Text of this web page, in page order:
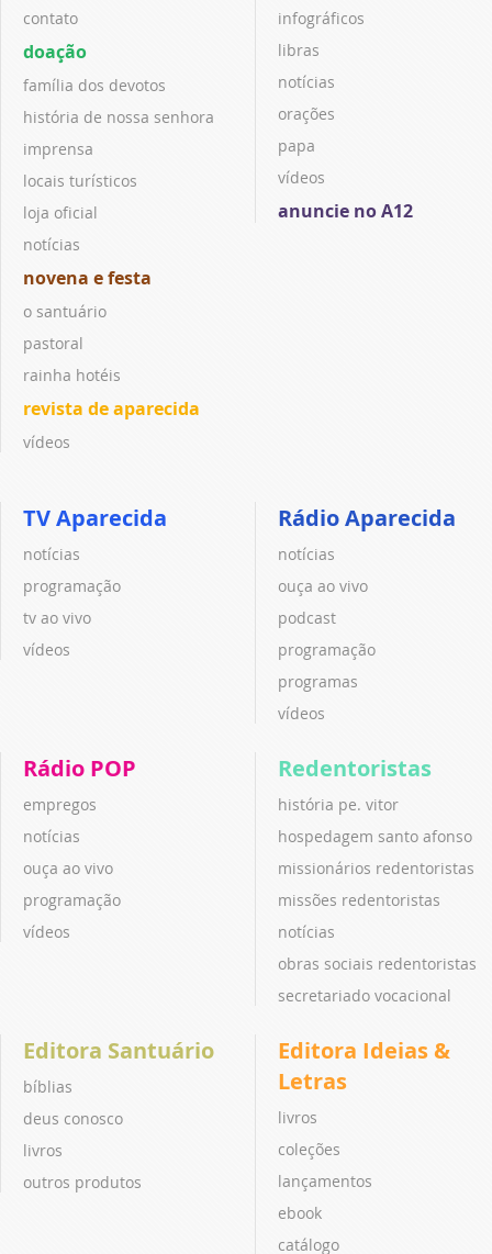
contato
doação
família dos devotos
história de nossa senhora
imprensa
locais turísticos
loja oficial
notícias
novena e festa
o santuário
pastoral
rainha hotéis
revista de aparecida
vídeos
infográficos
libras
notícias
orações
papa
vídeos
anuncie no A12
TV Aparecida
notícias
programação
tv ao vivo
vídeos
Rádio Aparecida
notícias
ouça ao vivo
podcast
programação
programas
vídeos
Rádio POP
empregos
notícias
ouça ao vivo
programação
vídeos
Redentoristas
história pe. vitor
hospedagem santo afonso
missionários redentoristas
missões redentoristas
notícias
obras sociais redentoristas
secretariado vocacional
Editora Santuário
bíblias
deus conosco
livros
outros produtos
Editora Ideias &
Letras
livros
coleções
lançamentos
ebook
catálogo